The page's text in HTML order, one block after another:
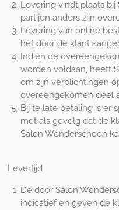
Levering vindt plaats
partijen anders zijn
Levering van online
het door de klant
Indien de
worden voldaan, heeft
om zijn verplichtingen
overeengekomen deel
Bij te late betaling is er
met als gevolg dat de
Salon Wonderschoon
Levertijd
De door Salon
indicatief en geven de